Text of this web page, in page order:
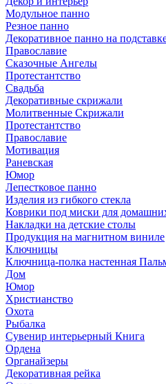
Модульное панно
Резное панно
Декоративное панно на
Православие
Сказочные Ангелы
Протестантство
Свадьба
Декоративные скрижали
Молитвенные Скрижали
Протестантство
Православие
Мотивация
Раневская
Юмор
Лепестковое панно
Изделия из гибкого стекла
Коврики под миски для
Накладки на детские столы
Продукция на магнитном виниле
Ключницы
Ключница-полка настенная
Дом
Юмор
Христианство
Охота
Рыбалка
Сувенир интерьерный Книга
Ордена
Органайзеры
Декоративная рейка